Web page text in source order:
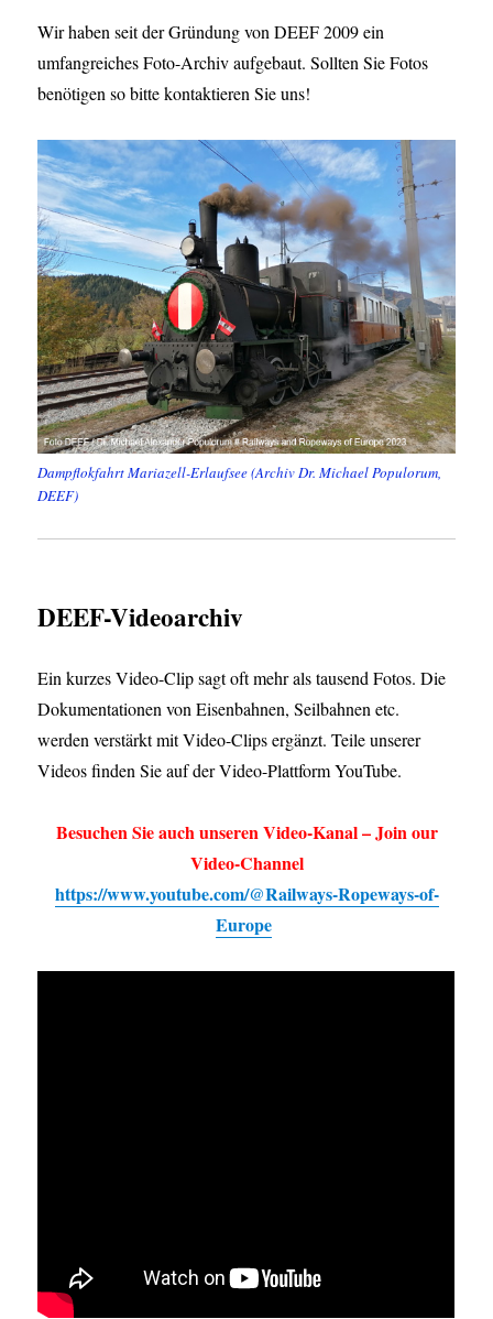
Wir haben seit der Gründung von DEEF 2009 ein
umfangreiches Foto-Archiv aufgebaut. Sollten Sie Fotos
benötigen so bitte kontaktieren Sie uns!
Dampflokfahrt Mariazell-Erlaufsee (Archiv Dr. Michael Populorum,
DEEF)
DEEF-Videoarchiv
Ein kurzes Video-Clip sagt oft mehr als tausend Fotos. Die
Dokumentationen von Eisenbahnen, Seilbahnen etc.
werden verstärkt mit Video-Clips ergänzt. Teile unserer
Videos finden Sie auf der Video-Plattform YouTube.
Besuchen Sie auch unseren Video-Kanal – Join our
Video-Channel
https://www.youtube.com/@Railways-Ropeways-of-
Europe